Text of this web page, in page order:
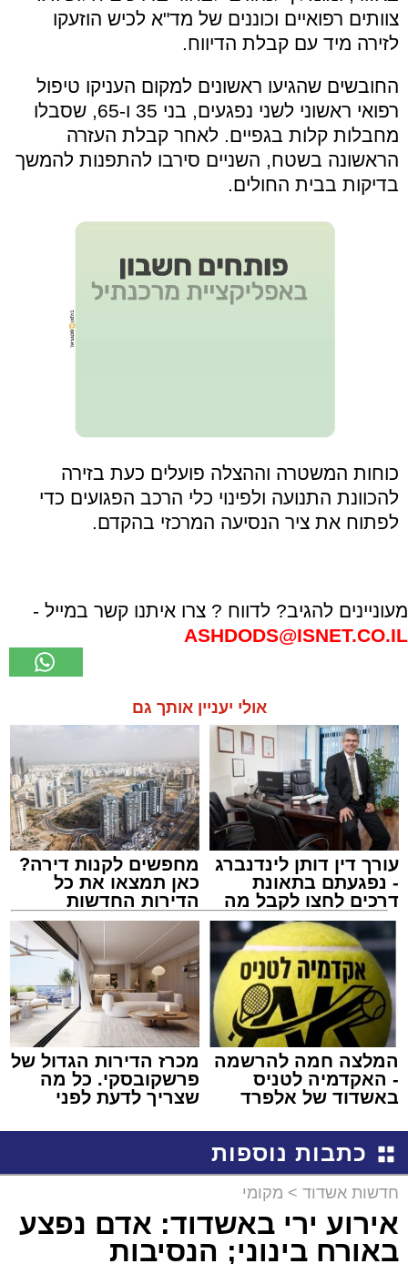
צוותים רפואיים וכוננים של מד"א לכיש הוזעקו
לזירה מיד עם קבלת הדיווח.
החובשים שהגיעו ראשונים למקום העניקו טיפול
רפואי ראשוני לשני נפגעים, בני 35 ו-65, שסבלו
מחבלות קלות בגפיים. לאחר קבלת העזרה
הראשונה בשטח, השניים סירבו להתפנות להמשך
בדיקות בבית החולים.
כוחות המשטרה וההצלה פועלים כעת בזירה
להכוונת התנועה ולפינוי כלי הרכב הפגועים כדי
לפתוח את ציר הנסיעה המרכזי בהקדם.
מעוניינים להגיב? לדווח ? צרו איתנו קשר במייל -
ASHDODS@ISNET.CO.IL
אולי יעניין אותך גם
עורך דין דותן לינדנברג
- נפגעתם בתאונת
דרכים לחצו לקבל מה
שמגיע לכם
מחפשים לקנות דירה?
כאן תמצאו את כל
הדירות החדשות
למכירה באשדוד >>>
המלצה חמה להרשמה
- האקדמיה לטניס
באשדוד של אלפרד
מכרז הדירות הגדול של
פרשקובסקי. כל מה
שצריך לדעת לפני
באשדוד
כתבות נוספות
חדשות אשדוד > מקומי
אירוע ירי באשדוד: אדם נפצע
באורח בינוני; הנסיבות